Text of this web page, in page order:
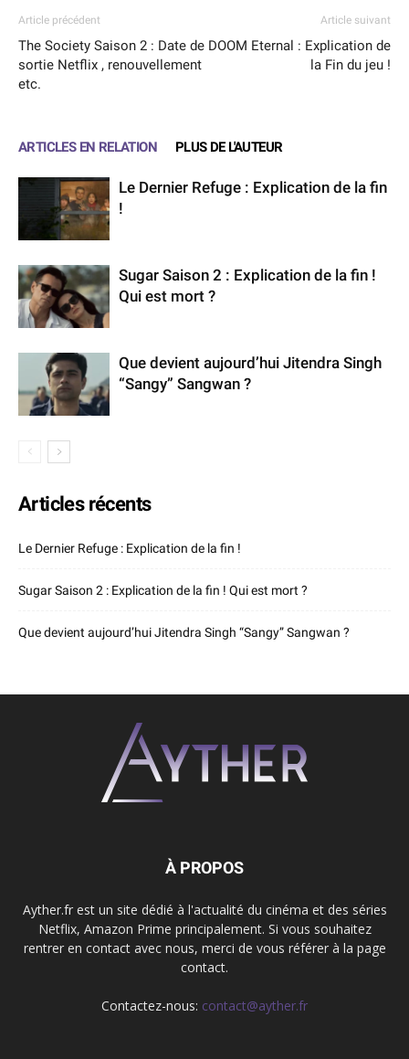
Article précédent
The Society Saison 2 : Date de
sortie Netflix , renouvellement
etc.
Article suivant
DOOM Eternal : Explication de
la Fin du jeu !
ARTICLES EN RELATION PLUS DE L'AUTEUR
Le Dernier Refuge : Explication de la fin
!
Sugar Saison 2 : Explication de la fin !
Qui est mort ?
Que devient aujourd’hui Jitendra Singh
“Sangy” Sangwan ?
Articles récents
Le Dernier Refuge : Explication de la fin !
Sugar Saison 2 : Explication de la fin ! Qui est mort ?
Que devient aujourd’hui Jitendra Singh “Sangy” Sangwan ?
À PROPOS
Ayther.fr est un site dédié à l'actualité du cinéma et des séries
Netflix, Amazon Prime principalement. Si vous souhaitez
rentrer en contact avec nous, merci de vous référer à la page
contact.
Contactez-nous: contact@ayther.fr